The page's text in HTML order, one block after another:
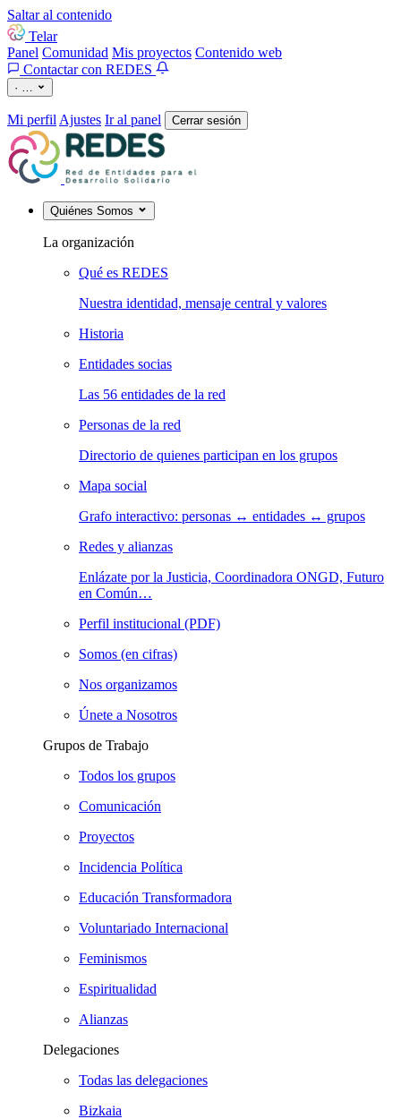
Saltar al contenido
Telar
Panel Comunidad Mis proyectos Contenido web
Contactar con REDES
· …
Mi perfil Ajustes Ir al panel Cerrar sesión
Quiénes Somos
La organización
Qué es REDES
Nuestra identidad, mensaje central y valores
Historia
Entidades socias
Las 56 entidades de la red
Personas de la red
Directorio de quienes participan en los grupos
Mapa social
Grafo interactivo: personas ↔ entidades ↔ grupos
Redes y alianzas
Enlázate por la Justicia, Coordinadora ONGD, Futuro
en Común…
Perfil institucional (PDF)
Somos (en cifras)
Nos organizamos
Únete a Nosotros
Grupos de Trabajo
Todos los grupos
Comunicación
Proyectos
Incidencia Política
Educación Transformadora
Voluntariado Internacional
Feminismos
Espiritualidad
Alianzas
Delegaciones
Todas las delegaciones
Bizkaia